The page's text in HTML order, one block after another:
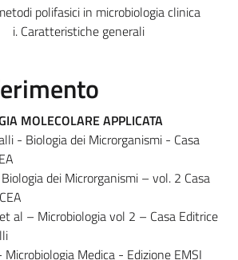
polifasici in microbiologia clinica
Caratteristiche generali
MOLECOLARE APPLICATA
- Biologia dei Microrganismi - Casa
dei Microrganismi – vol. 2 Casa
al – Microbiologia vol 2 – Casa Editrice
Microbiologia Medica - Edizione EMSI